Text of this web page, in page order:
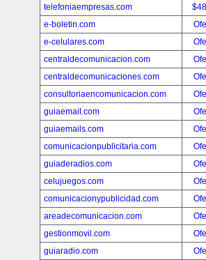
telefoniaempresas.com
e-boletin.com
e-celulares.com
centraldecomunicacion.com
centraldecomunicaciones.com
consultoriaencomunicacion.com
guiaemail.com
guiaemails.com
comunicacionpublicitaria.com
guiaderadios.com
celujuegos.com
comunicacionypublicidad.com
areadecomunicacion.com
gestionmovil.com
guiaradio.com